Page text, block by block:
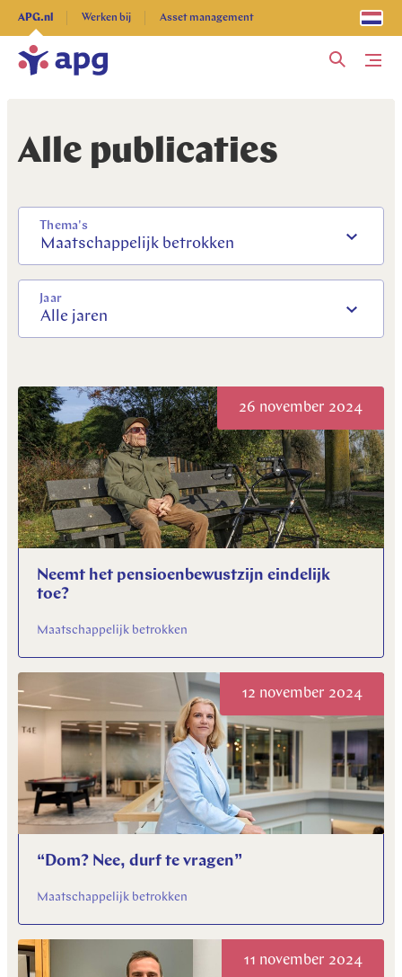
APG.nl Werken bij Asset management
Ontdek alles
Alle publicaties
Thema's
Maatschappelijk betrokken
Jaar
Alle jaren
26 november 2024
Neemt het pensioenbewustzijn eindelijk
toe?
Maatschappelijk betrokken
12 november 2024
“Dom? Nee, durf te vragen”
Maatschappelijk betrokken
11 november 2024